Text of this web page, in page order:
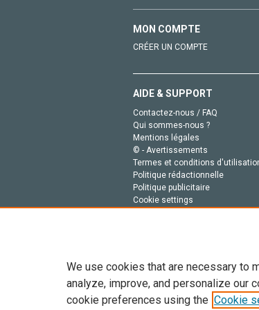
MON COMPTE
CRÉER UN COMPTE
AIDE & SUPPORT
Contactez-nous / FAQ
Qui sommes-nous ?
Mentions légales
© - Avertissements
Termes et conditions
Politique rédactionnelle
Politique publicitaire
Cookie settings
Tout le contenu de ce site:
We use cookies that are necessary to
analyze, improve, and personalize our
cookie preferences using the Cookie